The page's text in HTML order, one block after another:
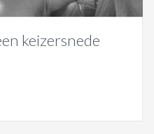
keizersnede